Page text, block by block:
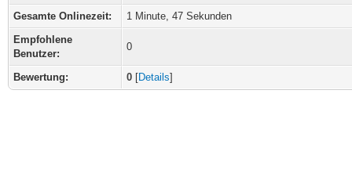
Gesamte Onlinezeit:
1 Minute, 47 Sekunden
Empfohlene
Benutzer:
0
Bewertung: 0 [Details]